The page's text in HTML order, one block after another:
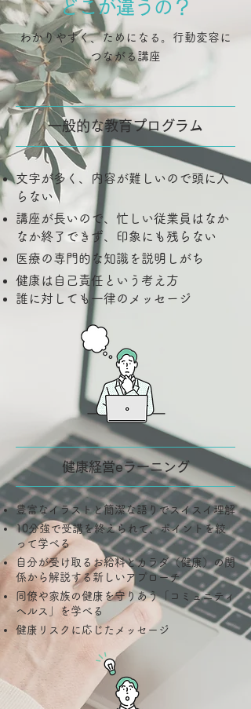
どこが違うの？
わかりやすく、ためになる。行動変容に
つながる講座
一般的な教育プログラム
文字が多く、内容が難しいので頭に入
らない
講座が長いので、忙しい従業員はなか
なか終了できず、印象にも残らない
医療の専門的な知識を説明しがち
健康は自己責任という考え方
誰に対しても一律のメッセージ
健康経営eラーニング
豊富なイラストと簡潔な語りでスイスイ理解
10分強で受講を終えられて、ポイントを絞
って学べる
自分が受け取るお給料とカラダ（健康）の関
係から解説する新しいアプローチ
同僚や家族の健康を守りあう「コミュニティ
ヘルス」を学べる
健康リスクに応じたメッセージ